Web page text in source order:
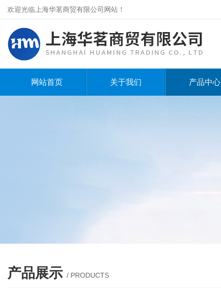
欢迎光临上海华茗商贸有限公司网站！
网站首页 关于我们 产品中心
产品展示 / PRODUCTS